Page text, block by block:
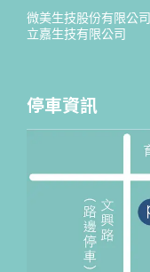
微美生技股份有限公司
立嘉生技有限公司
停車資訊